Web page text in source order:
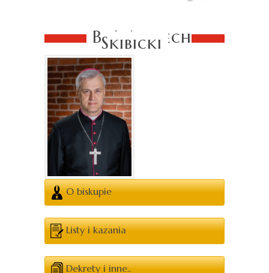
Bp Wojciech
Skibicki
O biskupie
Listy i kazania
Dekrety i inne..